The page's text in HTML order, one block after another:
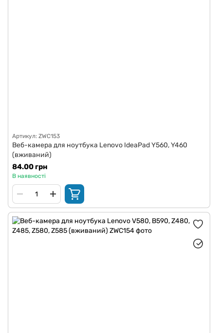
Артикул: ZWC153
Веб-камера для ноутбука Lenovo IdeaPad Y560, Y460
(вживаний)
84.00 грн
В наявності